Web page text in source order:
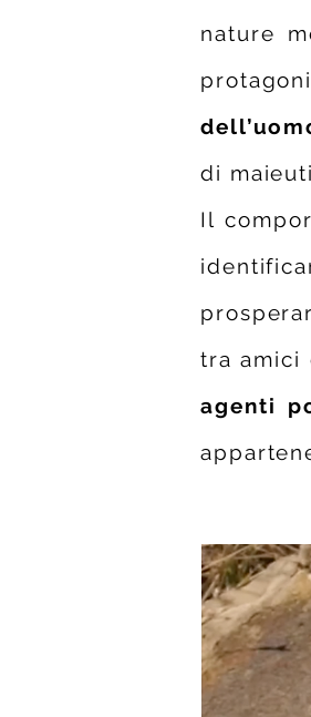
nature
di
Il
tra amici
agenti